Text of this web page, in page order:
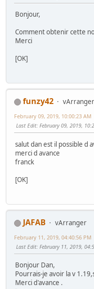
Bonjour,
Comment obtenir cette
Merci
[OK]
funzy42
vArranger
February 09, 2019, 10:00:23 AM
Last Edit: February 09, 2019,
salut dan est il possible d
merci d avance
franck
[OK]
JAFAB
vArranger
February 11, 2019, 04:40:56 PM
Last Edit: February 11, 2019,
Bonjour Dan,
Pourrais-je avoir la v
Merci d'avance .